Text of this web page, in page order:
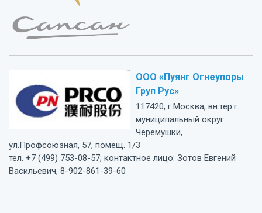
ООО «Пуянг Огнеупоры
Груп Рус»
117420, г.Москва, вн.тер.г.
муниципальный округ
Черемушки,
ул.Профсоюзная, 57, помещ. 1/3
тел. +7 (499) 753-08-57; контактное лицо: Зотов Евгений
Васильевич, 8-902-861-39-60